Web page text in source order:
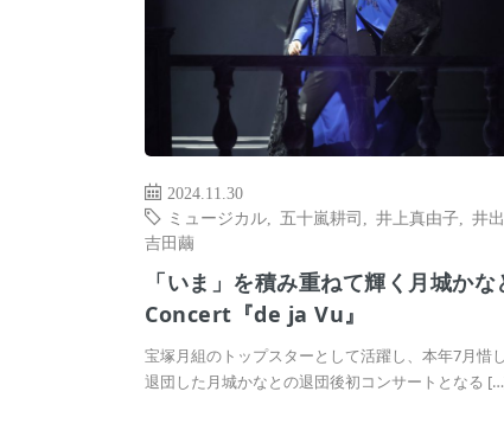
2024.11.30
ミュージカル
五十嵐耕司 井上真由子 井
吉田繭
「いま」を積み重ねて輝く月城か
Concert『de ja Vu』
宝塚月組のトップスターとして活躍し、本年7月惜
退団した月城かなとの退団後初コンサートとなる